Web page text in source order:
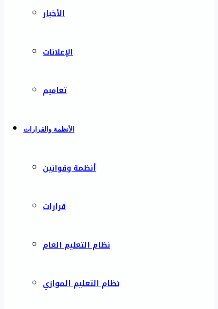
الأخبار
الإعلانات
تعاميم
الأنظمة والقرارات
أنظمة وقوانين
قرارات
نظام التعليم العام
نظام التعليم الموازي